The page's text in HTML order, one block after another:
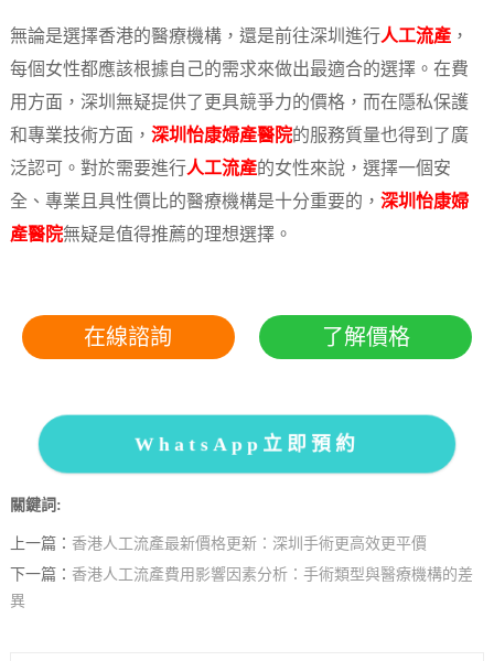
無論是選擇香港的醫療機構，還是前往深圳進行人工流產，
每個女性都應該根據自己的需求來做出最適合的選擇。在費
用方面，深圳無疑提供了更具競爭力的價格，而在隱私保護
和專業技術方面， 深圳怡康婦產醫院的服務質量也得到了廣
泛認可。對於需要進行人工流產的女性來說，選擇一個安
全、專業且具性價比的醫療機構是十分重要的， 深圳怡康婦
產醫院無疑是值得推薦的理想選擇。
在線諮詢 了解價格
WhatsApp立即預約
關鍵詞:
上一篇： 香港人工流產最新價格更新：深圳手術更高效更平價
下一篇： 香港人工流產費用影響因素分析：手術類型與醫療機構的差
異